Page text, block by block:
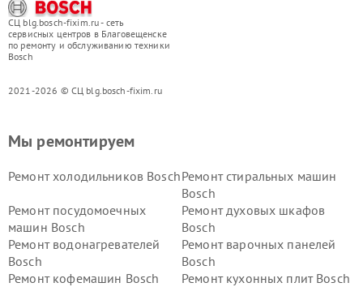
СЦ blg.bosch-fixim.ru - сеть
сервисных центров в Благовещенске
по ремонту и обслуживанию техники
Bosch
2021-2026 © СЦ blg.bosch-fixim.ru
Мы ремонтируем
Ремонт холодильников BoschРемонт стиральных машин
Bosch
Ремонт посудомоечных
машин Bosch
Ремонт духовых шкафов
Bosch
Ремонт водонагревателей
Bosch
Ремонт варочных панелей
Bosch
Ремонт кофемашин Bosch
Ремонт кухонных плит Bosch